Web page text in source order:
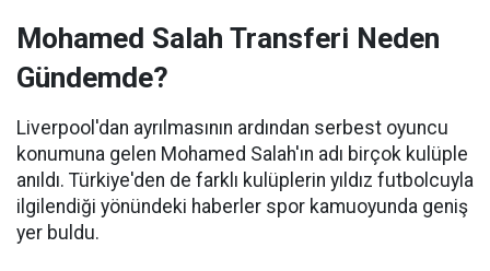
Mohamed Salah Transferi Neden
Gündemde?
Liverpool'dan ayrılmasının ardından serbest oyuncu
konumuna gelen Mohamed Salah'ın adı birçok kulüple
anıldı. Türkiye'den de farklı kulüplerin yıldız futbolcuyla
ilgilendiği yönündeki haberler spor kamuoyunda geniş
yer buldu.